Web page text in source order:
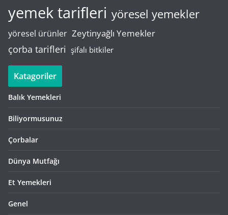
yemek tarifleri yöresel yemekler
yöresel ürünler Zeytinyağlı Yemekler
çorba tarifleri şifalı bitkiler
Katagoriler
Balık Yemekleri
Biliyormusunuz
Çorbalar
Dünya Mutfağı
Et Yemekleri
Genel